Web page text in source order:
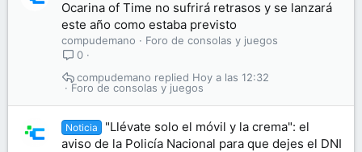
Ocarina of Time no sufrirá retrasos y se lanzará
este año como estaba previsto
compudemano
Foro de consolas y juegos
0
Foro de consolas y juegos
Hoy a las 12:32
compudemano
Noticia
"Llévate solo el móvil y la crema": el
aviso de la Policía Nacional para que dejes el DNI